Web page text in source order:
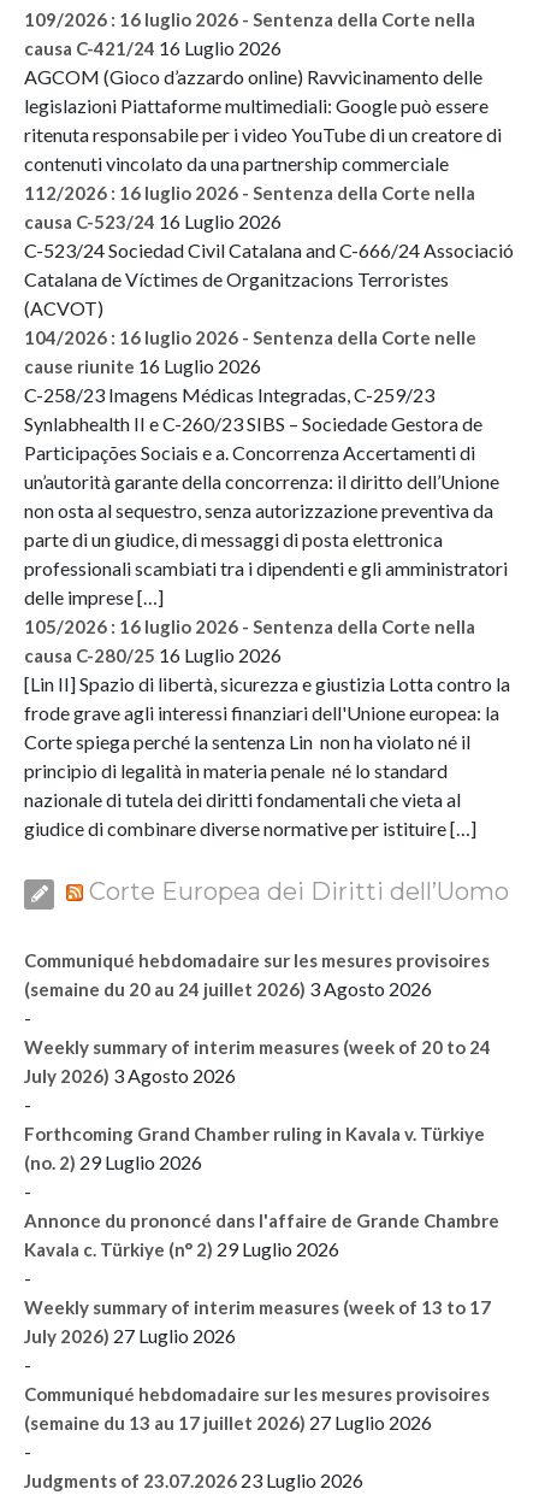
109/2026 : 16 luglio 2026 - Sentenza della Corte nella
causa C-421/24 16 Luglio 2026
AGCOM (Gioco d’azzardo online) Ravvicinamento delle
legislazioni Piattaforme multimediali: Google può essere
ritenuta responsabile per i video YouTube di un creatore di
contenuti vincolato da una partnership commerciale
112/2026 : 16 luglio 2026 - Sentenza della Corte nella
causa C-523/24 16 Luglio 2026
C-523/24 Sociedad Civil Catalana and C-666/24 Associació
Catalana de Víctimes de Organitzacions Terroristes
(ACVOT)
104/2026 : 16 luglio 2026 - Sentenza della Corte nelle
cause riunite 16 Luglio 2026
C-258/23 Imagens Médicas Integradas, C-259/23
Synlabhealth II e C-260/23 SIBS – Sociedade Gestora de
Participações Sociais e a. Concorrenza Accertamenti di
un’autorità garante della concorrenza: il diritto dell’Unione
non osta al sequestro, senza autorizzazione preventiva da
parte di un giudice, di messaggi di posta elettronica
professionali scambiati tra i dipendenti e gli amministratori
delle imprese […]
105/2026 : 16 luglio 2026 - Sentenza della Corte nella
causa C-280/25 16 Luglio 2026
[Lin II] Spazio di libertà, sicurezza e giustizia Lotta contro la
frode grave agli interessi finanziari dell'Unione europea: la
Corte spiega perché la sentenza Lin non ha violato né il
principio di legalità in materia penale né lo standard
nazionale di tutela dei diritti fondamentali che vieta al
giudice di combinare diverse normative per istituire […]
Corte Europea dei Diritti dell’Uomo
Communiqué hebdomadaire sur les mesures provisoires
(semaine du 20 au 24 juillet 2026) 3 Agosto 2026
-
Weekly summary of interim measures (week of 20 to 24
July 2026) 3 Agosto 2026
-
Forthcoming Grand Chamber ruling in Kavala v. Türkiye
(no. 2) 29 Luglio 2026
-
Annonce du prononcé dans l'affaire de Grande Chambre
Kavala c. Türkiye (n° 2) 29 Luglio 2026
-
Weekly summary of interim measures (week of 13 to 17
July 2026) 27 Luglio 2026
-
Communiqué hebdomadaire sur les mesures provisoires
(semaine du 13 au 17 juillet 2026) 27 Luglio 2026
-
Judgments of 23.07.2026 23 Luglio 2026